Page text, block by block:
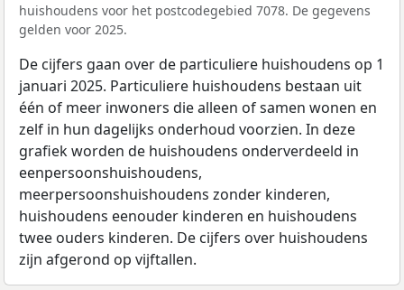
huishoudens voor het postcodegebied 7078. De gegevens
gelden voor 2025.
De cijfers gaan over de particuliere huishoudens op 1
januari 2025. Particuliere huishoudens bestaan uit
één of meer inwoners die alleen of samen wonen en
zelf in hun dagelijks onderhoud voorzien. In deze
grafiek worden de huishoudens onderverdeeld in
eenpersoonshuishoudens,
meerpersoonshuishoudens zonder kinderen,
huishoudens eenouder kinderen en huishoudens
twee ouders kinderen. De cijfers over huishoudens
zijn afgerond op vijftallen.